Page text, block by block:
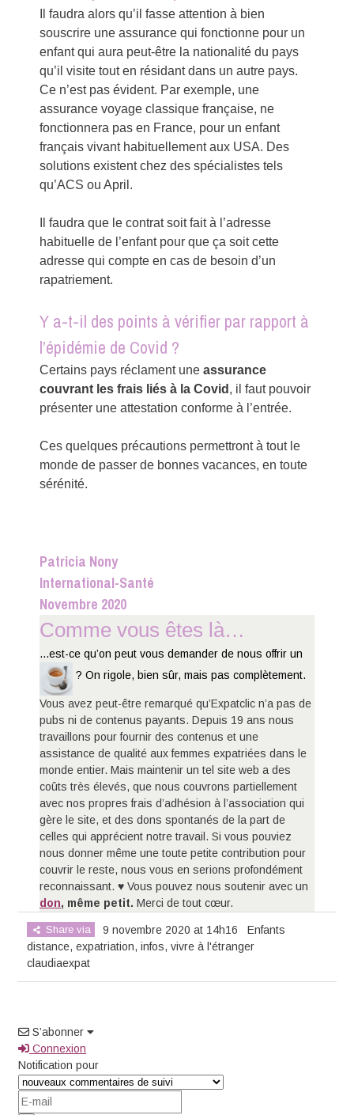
Il faudra alors qu’il fasse attention à bien
souscrire une assurance qui fonctionne pour un
enfant qui aura peut-être la nationalité du pays
qu’il visite tout en résidant dans un autre pays.
Ce n’est pas évident. Par exemple, une
assurance voyage classique française, ne
fonctionnera pas en France, pour un enfant
français vivant habituellement aux USA. Des
solutions existent chez des spécialistes tels
qu’ACS ou April.
Il faudra que le contrat soit fait à l’adresse
habituelle de l’enfant pour que ça soit cette
adresse qui compte en cas de besoin d’un
rapatriement.
Y a-t-il des points à vérifier par rapport à
l’épidémie de Covid ?
Certains pays réclament uneassurance
couvrant les frais liés à la Covid , il faut pouvoir
présenter une attestation conforme à l’entrée.
Ces quelques précautions permettront à tout le
monde de passer de bonnes vacances, en toute
sérénité.
Patricia Nony
International-Santé
Novembre 2020
Comme vous êtes là…
...est-ce qu’on peut vous demander de nous offrir un
? On rigole, bien sûr, mais pas complètement.
Vous avez peut-être remarqué qu’Expatclic n’a pas de
pubs ni de contenus payants. Depuis 19 ans nous
travaillons pour fournir des contenus et une
assistance de qualité aux femmes expatriées dans le
monde entier. Mais maintenir un tel site web a des
coûts très élevés, que nous couvrons partiellement
avec nos propres frais d’adhésion à l’association qui
gère le site, et des dons spontanés de la part de
celles qui apprécient notre travail. Si vous pouviez
nous donner même une toute petite contribution pour
couvrir le reste, nous vous en serions profondément
reconnaissant. ♥ Vous pouvez nous soutenir avec un
don, même petit.Merci de tout cœur.
Share via 9 novembre 2020 at 14h16
Enfants
distance,expatriation,infos,vivre à l'étranger
claudiaexpat
S’abonner
Connexion
Notification pour